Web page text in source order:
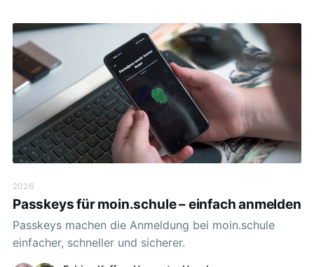
2026
Passkeys für moin.schule – einfach anmelden
Passkeys machen die Anmeldung bei moin.schule
einfacher, schneller und sicherer.